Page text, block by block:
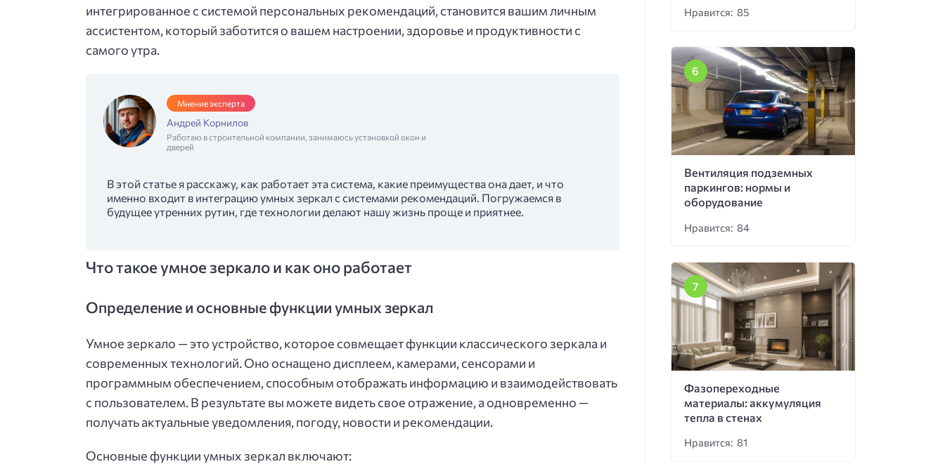
интегрированное с системой персональных рекомендаций, становится вашим личным
ассистентом, который заботится о вашем настроении, здоровье и продуктивности с
самого утра.
Мнение эксперта
Андрей Корнилов
Работаю в строительной компании, занимаюсь установкой окон и
дверей
В этой статье я расскажу, как работает эта система, какие преимущества она дает, и что
именно входит в интеграцию умных зеркал с системами рекомендаций. Погружаемся в
будущее утренних рутин, где технологии делают нашу жизнь проще и приятнее.
Что такое умное зеркало и как оно работает
Определение и основные функции умных зеркал
Умное зеркало — это устройство, которое совмещает функции классического зеркала и
современных технологий. Оно оснащено дисплеем, камерами, сенсорами и
программным обеспечением, способным отображать информацию и взаимодействовать
с пользователем. В результате вы можете видеть свое отражение, а одновременно —
получать актуальные уведомления, погоду, новости и рекомендации.
Основные функции умных зеркал включают:
Нравится: 85
Вентиляция подземных
паркингов: нормы и
оборудование
Нравится: 84
Фазопереходные
материалы: аккумуляция
тепла в стенах
Нравится: 81